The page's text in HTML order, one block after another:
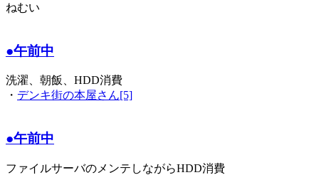
ねむい
●午前中
洗濯、朝飯、HDD消費
・ デンキ街の本屋さん[5]
●午前中
ファイルサーバのメンテしながらHDD消費